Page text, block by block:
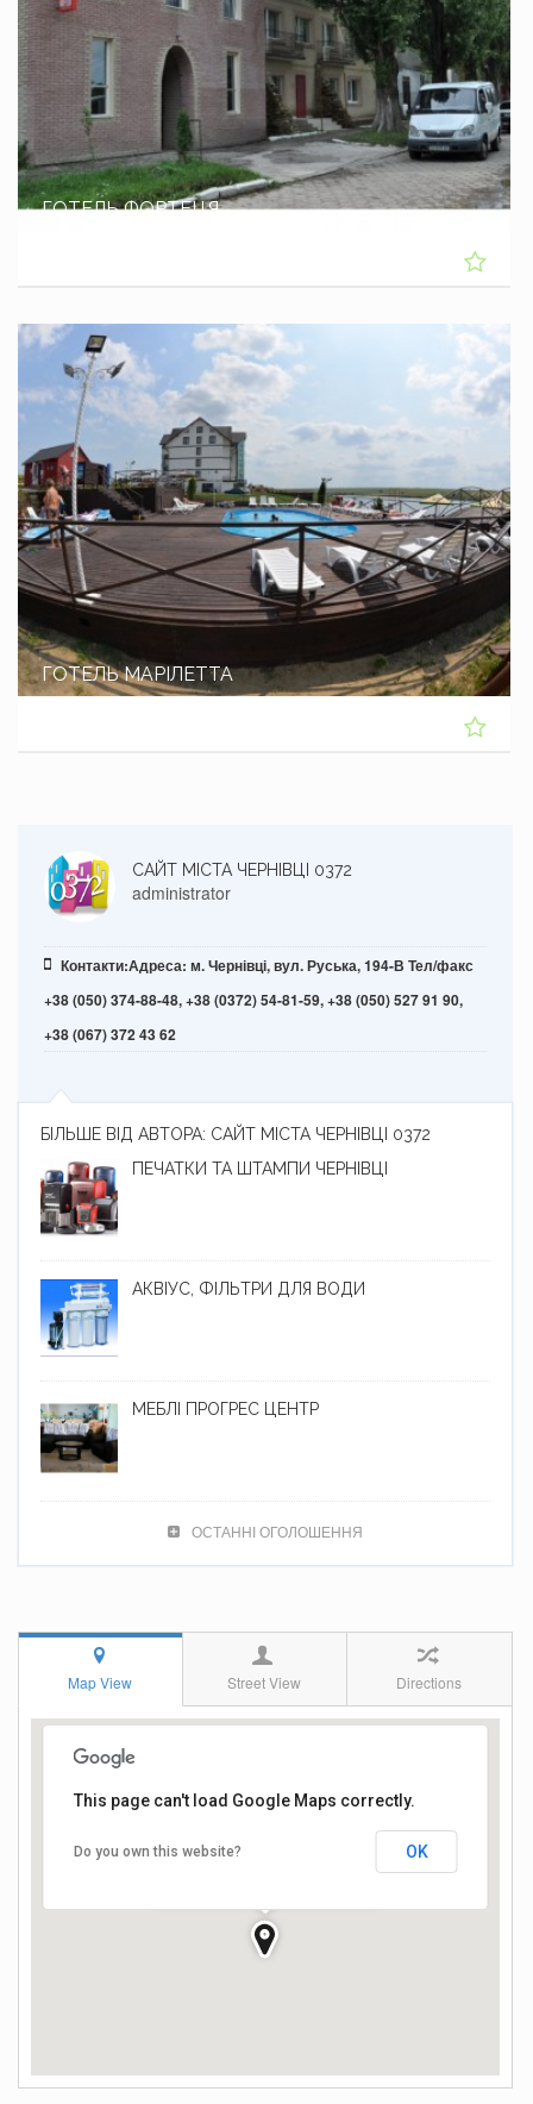
ГОТЕЛЬ ФОРТЕЦЯ
ГОТЕЛЬ МАРІЛЕТТА
САЙТ МІСТА ЧЕРНІВЦІ 0372
administrator
Контакти:Адреса: м. Чернівці, вул. Руська, 194-В Тел/факс
+38 (050) 374-88-48, +38 (0372) 54-81-59, +38 (050) 527 91 90,
+38 (067) 372 43 62
БІЛЬШЕ ВІД АВТОРА: САЙТ МІСТА ЧЕРНІВЦІ 0372
ПЕЧАТКИ ТА ШТАМПИ ЧЕРНІВЦІ
АКВІУС, ФІЛЬТРИ ДЛЯ ВОДИ
МЕБЛІ ПРОГРЕС ЦЕНТР
ОСТАННІ ОГОЛОШЕННЯ
Map View Street View Directions
Руська вулиця 194-в, Чернівці,
This page can't load Google Maps correctly.
Do you own this website? OK